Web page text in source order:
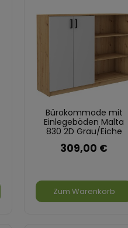
Bürokommode mit
Einlegeböden Malta
830 2D Grau/Eiche
309,00 €
Zum Warenkorb